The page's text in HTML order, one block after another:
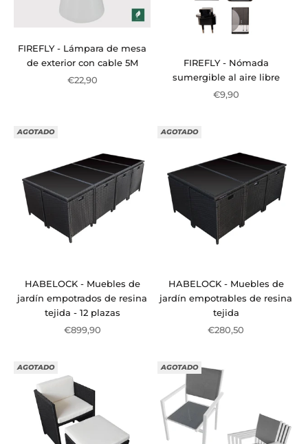
FIREFLY - Lámpara de mesa
de exterior con cable 5M
Precio de oferta
€22,90
FIREFLY - Nómada
sumergible al aire libre
Precio de oferta
€9,90
AGOTADO
HABELOCK - Muebles de
jardín empotrados de resina
tejida - 12 plazas
Precio de oferta
€899,90
AGOTADO
HABELOCK - Muebles de
jardín empotrables de resina
tejida
Precio de oferta
€280,50
AGOTADO AGOTADO